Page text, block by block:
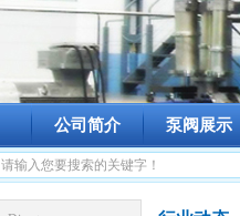
公司简介 泵阀展示